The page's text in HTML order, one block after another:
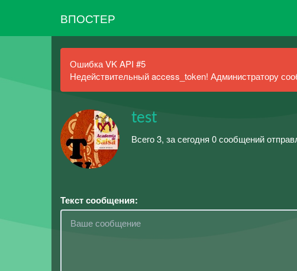
ВПОСТЕР
Ошибка VK API #5
Недействительный access_token! Администратору
test
Всего 3, за сегодня 0 сообщений
Текст сообщения: